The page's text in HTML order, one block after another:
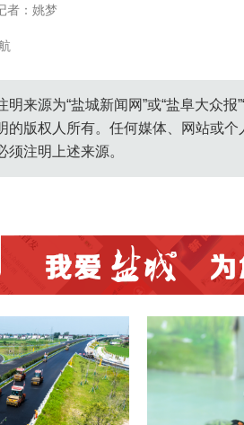
者：姚梦
明来源为“盐城新闻网”或“盐阜大众
的版权人所有。任何媒体、网站或
注明上述来源。